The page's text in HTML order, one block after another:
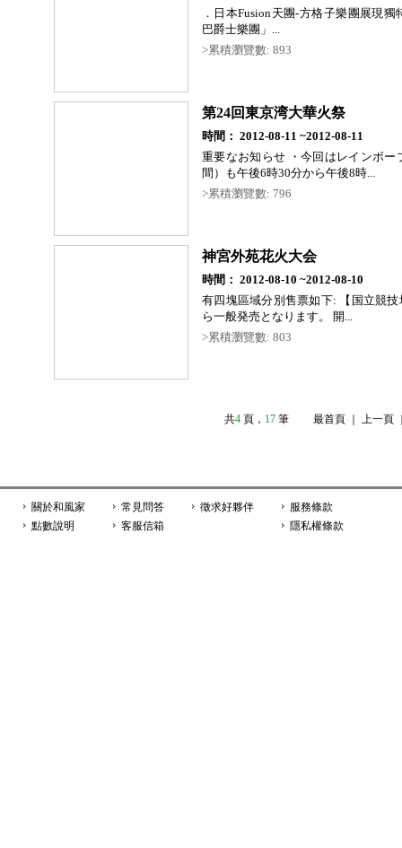
．日本Fusion天團-方格子樂團展現
巴爵士樂團」...
>累積瀏覽數: 893
第24回東京湾大華火祭
時間： 2012-08-11 ~2012-08-11
重要なお知らせ ・今回はレインボ
間）も午後6時30分から午後8時...
>累積瀏覽數: 796
神宮外苑花火大会
時間： 2012-08-10 ~2012-08-10
有四塊區域分別售票如下: 【国立競
ら一般発売となります。 開...
>累積瀏覽數: 803
共4 頁 ， 17 筆 最首頁 ｜ 上一頁
關於和風家
點數說明
常見問答
客服信箱
徵求好夥伴
服務條款
隱私權條款